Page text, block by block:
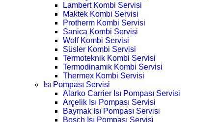
Lambert Kombi Servisi
Maktek Kombi Servisi
Protherm Kombi Servisi
Sanica Kombi Servisi
Wolf Kombi Servisi
Süsler Kombi Servisi
Termoteknik Kombi Servisi
Termodinamik Kombi Servisi
Thermex Kombi Servisi
Isı Pompası Servisi
Alarko Carrier Isı Pompası Servisi
Arçelik Isı Pompası Servisi
Baymak Isı Pompası Servisi
Bosch Isı Pompası Servisi